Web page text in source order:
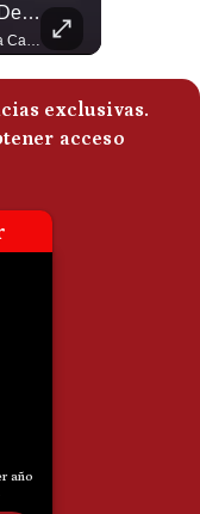
Felipe VI Se Reúne Con De La Espriella Antes De La Investidura | Gestión Mundo